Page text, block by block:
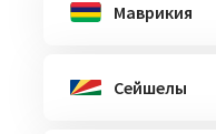
Маврикия
Сейшелы